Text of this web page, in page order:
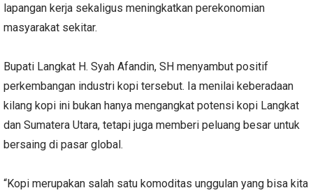
lapangan kerja sekaligus meningkatkan perekonomian
masyarakat sekitar.
Bupati Langkat H. Syah Afandin, SH menyambut positif
perkembangan industri kopi tersebut. Ia menilai keberadaan
kilang kopi ini bukan hanya mengangkat potensi kopi Langkat
dan Sumatera Utara, tetapi juga memberi peluang besar untuk
bersaing di pasar global.
“Kopi merupakan salah satu komoditas unggulan yang bisa kita